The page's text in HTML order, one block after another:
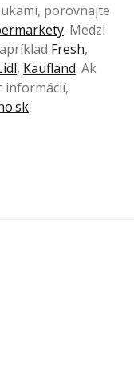
porovnajte
. Medzi
Fresh,
, Kaufland. Ak
informácií,
.